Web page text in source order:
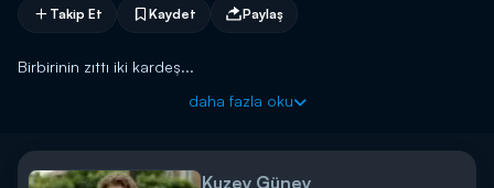
Takip Et Kaydet Paylaş
Birbirinin zıttı iki kardeş...
daha fazla oku
Kuzey Güney